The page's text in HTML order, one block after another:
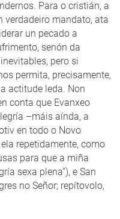
Para o cristián, a
verdadeiro mandato, ata
un pecado a
senón da
pero si
permita, precisamente,
actitude leda. Non
conta que Evanxeo
–máis aínda, a
en todo o Novo
repetidamente, como
para que a miña
sexa plena”), e San
no Señor; repítovolo,